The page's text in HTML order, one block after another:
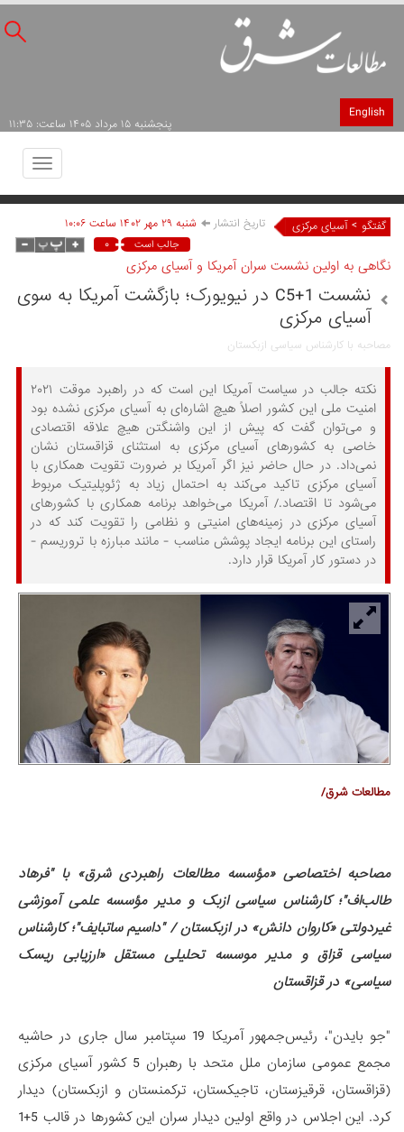
English
پنجشنبه ۱۵ مرداد ۱۴۰۵ ساعت: ۱۱:۳۵
Toggle
گفتگو > آسیای مرکزی تاریخ انتشار شنبه ۲۹ مهر ۱۴۰۲ ساعت ۱۰:۰۶
جالب است ۰
نگاهی به اولین نشست سران آمریکا و آسیای مرکزی
نشست C5+1 در نیویورک؛ بازگشت آمریکا به سوی
آسیای مرکزی
مصاحبه با کارشناس سیاسی ازبکستان
نکته جالب در سیاست آمریکا این است که در راهبرد موقت ۲۰۲۱
امنیت ملی این کشور اصلاً هیچ اشاره‌ای به آسیای مرکزی نشده بود
و می‌توان گفت که پیش از این واشنگتن هیچ علاقه اقتصادی
خاصی به کشورهای آسیای مرکزی به استثنای قزاقستان نشان
نمی‌داد. در حال حاضر نیز اگر آمریکا بر ضرورت تقویت همکاری با
آسیای مرکزی تاکید می‌کند به احتمال زیاد به ژئوپلیتیک مربوط
می‌شود تا اقتصاد./ آمریکا می‌خواهد برنامه همکاری با کشورهای
آسیای مرکزی در زمینه‌های امنیتی و نظامی را تقویت کند که در
راستای این برنامه ایجاد پوشش مناسب - مانند مبارزه با تروریسم -
در دستور کار آمریکا قرار دارد.
مطالعات شرق/
مصاحبه اختصاصی «مؤسسه مطالعات راهبردی شرق» با "فرهاد
طالب‌اف"؛ کارشناس سیاسی ازبک و مدیر مؤسسه علمی آموزشی
غیردولتی «کاروان دانش» در ازبکستان / "داسیم ساتبایف"؛ کارشناس
سیاسی قزاق و مدیر موسسه تحلیلی مستقل «ارزیابی ریسک
سیاسی» در قزاقستان
"جو بایدن"، رئیس‌جمهور آمریکا 19 سپتامبر سال جاری در حاشیه
مجمع عمومی سازمان ملل متحد با رهبران 5 کشور آسیای مرکزی
(قزاقستان، قرقیزستان، تاجیکستان، ترکمنستان و ازبکستان) دیدار
کرد. این اجلاس در واقع اولین دیدار سران این کشورها در قالب 5+1